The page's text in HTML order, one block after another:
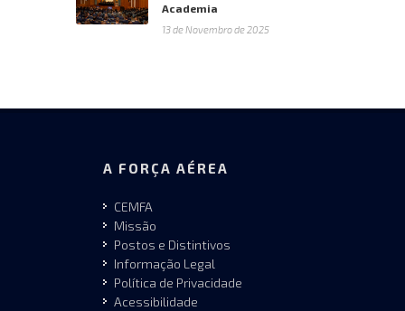
Academia
13 de Novembro de 2025
A FORÇA AÉREA
CEMFA
Missão
Postos e Distintivos
Informação Legal
Política de Privacidade
Acessibilidade